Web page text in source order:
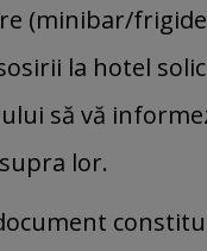
(minibar/
la hotel
să vă
lor.